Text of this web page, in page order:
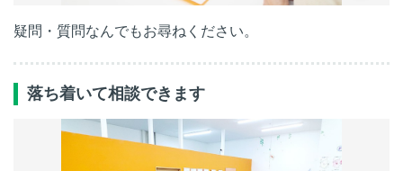
疑問・質問なんでもお尋ねください。
落ち着いて相談できます